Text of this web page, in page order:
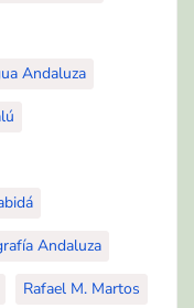
Andaluza
Andaluza
Rafael M. Martos